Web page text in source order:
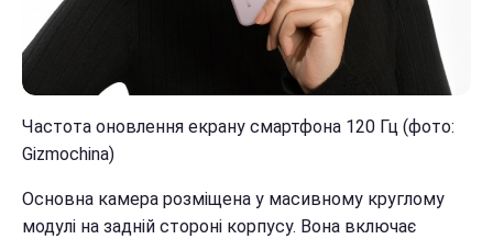
Частота оновлення екрану смартфона 120 Гц (фото:
Gizmochina)
Основна камера розміщена у масивному круглому
модулі на задній стороні корпусу. Вона включає